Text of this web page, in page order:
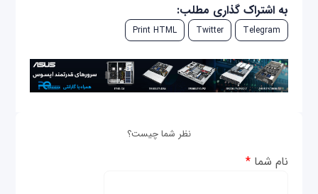
به اشتراک گذاری مطلب:
Telegram
Twitter
Print HTML
نظر شما چیست؟
نام شما*